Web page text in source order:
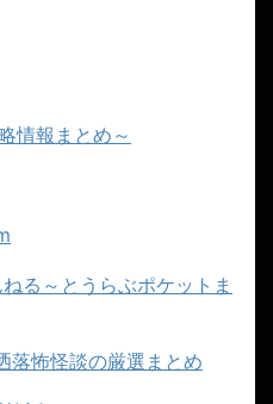
情報まとめ～
る～とうらぶポケットま
落怖怪談の厳選まとめ